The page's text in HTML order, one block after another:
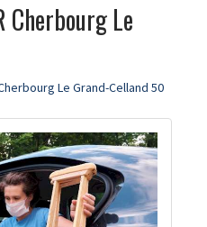
Cherbourg Le
Le Grand-Celland 50